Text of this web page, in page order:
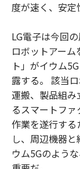
度が速く、安定
LG電子は今回
ロボットアー
ト」がイウム
露する。 該当
運搬、製品組み
るスマートフ
作業を遂行す
し、周辺機器
ウム5Gのよう